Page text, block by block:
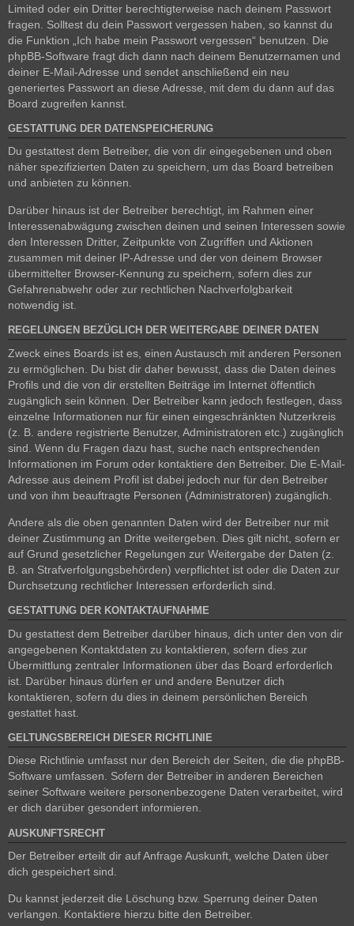
Limited oder ein Dritter berechtigterweise nach deinem Passwort
fragen. Solltest du dein Passwort vergessen haben, so kannst du
die Funktion „Ich habe mein Passwort vergessen“ benutzen. Die
phpBB-Software fragt dich dann nach deinem Benutzernamen und
deiner E-Mail-Adresse und sendet anschließend ein neu
generiertes Passwort an diese Adresse, mit dem du dann auf das
Board zugreifen kannst.
GESTATTUNG DER DATENSPEICHERUNG
Du gestattest dem Betreiber, die von dir eingegebenen und oben
näher spezifizierten Daten zu speichern, um das Board betreiben
und anbieten zu können.
Darüber hinaus ist der Betreiber berechtigt, im Rahmen einer
Interessenabwägung zwischen deinen und seinen Interessen sowie
den Interessen Dritter, Zeitpunkte von Zugriffen und Aktionen
zusammen mit deiner IP-Adresse und der von deinem Browser
übermittelter Browser-Kennung zu speichern, sofern dies zur
Gefahrenabwehr oder zur rechtlichen Nachverfolgbarkeit
notwendig ist.
REGELUNGEN BEZÜGLICH DER WEITERGABE DEINER DATEN
Zweck eines Boards ist es, einen Austausch mit anderen Personen
zu ermöglichen. Du bist dir daher bewusst, dass die Daten deines
Profils und die von dir erstellten Beiträge im Internet öffentlich
zugänglich sein können. Der Betreiber kann jedoch festlegen, dass
einzelne Informationen nur für einen eingeschränkten Nutzerkreis
(z. B. andere registrierte Benutzer, Administratoren etc.) zugänglich
sind. Wenn du Fragen dazu hast, suche nach entsprechenden
Informationen im Forum oder kontaktiere den Betreiber. Die E-Mail-
Adresse aus deinem Profil ist dabei jedoch nur für den Betreiber
und von ihm beauftragte Personen (Administratoren) zugänglich.
Andere als die oben genannten Daten wird der Betreiber nur mit
deiner Zustimmung an Dritte weitergeben. Dies gilt nicht, sofern er
auf Grund gesetzlicher Regelungen zur Weitergabe der Daten (z.
B. an Strafverfolgungsbehörden) verpflichtet ist oder die Daten zur
Durchsetzung rechtlicher Interessen erforderlich sind.
GESTATTUNG DER KONTAKTAUFNAHME
Du gestattest dem Betreiber darüber hinaus, dich unter den von dir
angegebenen Kontaktdaten zu kontaktieren, sofern dies zur
Übermittlung zentraler Informationen über das Board erforderlich
ist. Darüber hinaus dürfen er und andere Benutzer dich
kontaktieren, sofern du dies in deinem persönlichen Bereich
gestattet hast.
GELTUNGSBEREICH DIESER RICHTLINIE
Diese Richtlinie umfasst nur den Bereich der Seiten, die die phpBB-
Software umfassen. Sofern der Betreiber in anderen Bereichen
seiner Software weitere personenbezogene Daten verarbeitet, wird
er dich darüber gesondert informieren.
AUSKUNFTSRECHT
Der Betreiber erteilt dir auf Anfrage Auskunft, welche Daten über
dich gespeichert sind.
Du kannst jederzeit die Löschung bzw. Sperrung deiner Daten
verlangen. Kontaktiere hierzu bitte den Betreiber.